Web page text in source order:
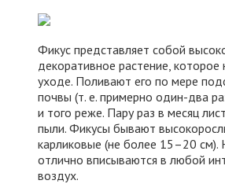
Фикус представляет собой
декоративное растение, которое
уходе. Поливают его по мере
почвы (т. е. примерно один-два
и того реже. Пару раз в месяц
пыли. Фикусы бывают
карликовые (не более 15–20 см).
отлично вписываются в любой
воздух.